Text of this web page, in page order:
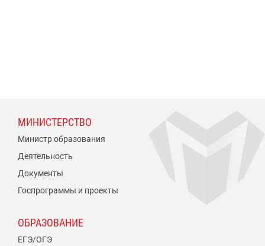
МИНИСТЕРСТВО
Министр образования
Деятельность
Документы
Госпрограммы и проекты
ОБРАЗОВАНИЕ
ЕГЭ/ОГЭ